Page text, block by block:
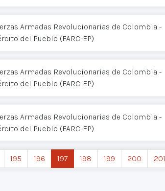
Armadas Revolucionarias de Colombia -
del Pueblo (FARC-EP)
Armadas Revolucionarias de Colombia -
del Pueblo (FARC-EP)
Armadas Revolucionarias de Colombia -
del Pueblo (FARC-EP)
195 196 197 198 199 200 201